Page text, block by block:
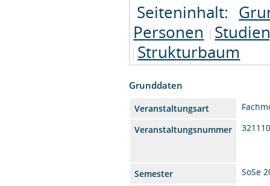
Seiteninhalt:
Personen
Strukturbaum
Grunddaten
Veranstaltungsart
Veranstaltungsnummer
Semester
SoSe